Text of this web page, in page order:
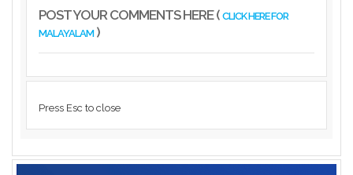
POST YOUR COMMENTS HERE ( CLICK HERE FOR
MALAYALAM)
Press Esc to close